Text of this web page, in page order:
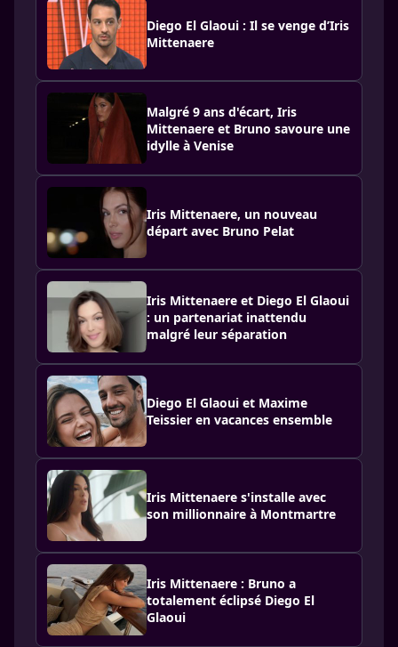
Diego El Glaoui : Il se venge d’Iris
Mittenaere
Malgré 9 ans d'écart, Iris
Mittenaere et Bruno savoure une
idylle à Venise
Iris Mittenaere, un nouveau
départ avec Bruno Pelat
Iris Mittenaere et Diego El Glaoui
: un partenariat inattendu
malgré leur séparation
Diego El Glaoui et Maxime
Teissier en vacances ensemble
Iris Mittenaere s'installe avec
son millionnaire à Montmartre
Iris Mittenaere : Bruno a
totalement éclipsé Diego El
Glaoui